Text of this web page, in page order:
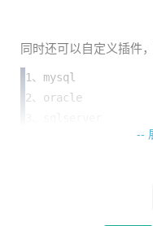
同时还可以自定义插件
1、mysql
2、oracle
--